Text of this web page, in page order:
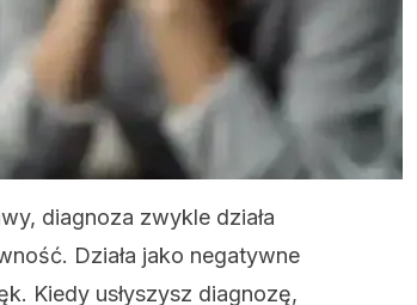
diagnoza zwykle działa
Działa jako negatywne
Kiedy usłyszysz diagnozę,